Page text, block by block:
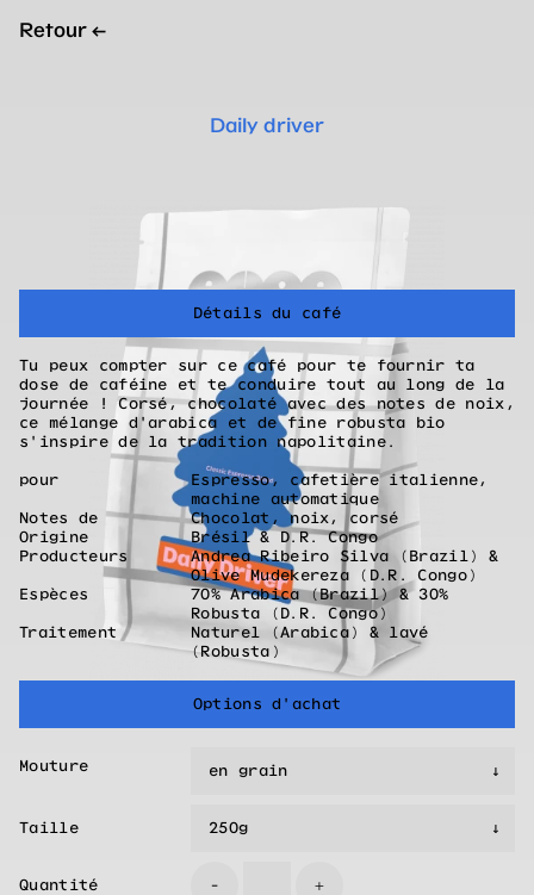
Retour ←
Daily driver
Détails du café
Tu peux compter sur ce café pour te fournir ta
dose de caféine et te conduire tout au long de la
journée ! Corsé, chocolaté avec des notes de noix,
ce mélange d'arabica et de fine robusta bio
s'inspire de la tradition napolitaine.
pour
Espresso, cafetière italienne,
machine automatique
Notes de
Chocolat, noix, corsé
Origine
Brésil & D.R. Congo
Producteurs
Andrea Ribeiro Silva (Brazil) &
Olive Mudekereza (D.R. Congo)
Espèces
70% Arabica (Brazil) & 30%
Robusta (D.R. Congo)
Traitement
Naturel (Arabica) & lavé
(Robusta)
Options d'achat
Mouture
Taille
Quantité - +